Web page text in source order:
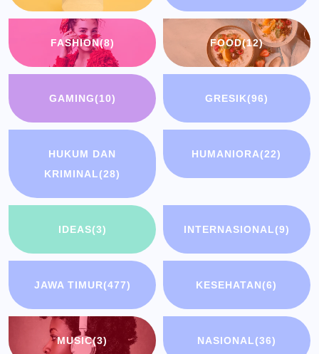
FASHION(8) FOOD(12)
GAMING(10) GRESIK(96)
HUKUM DAN
KRIMINAL(28)
HUMANIORA(22)
IDEAS(3) INTERNASIONAL(9)
JAWA TIMUR(477) KESEHATAN(6)
MUSIC(3) NASIONAL(36)